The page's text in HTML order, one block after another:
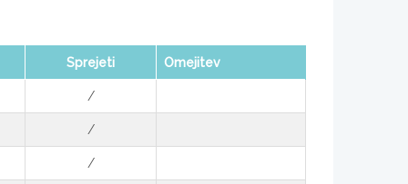
Sprejeti Omejitev
/
/
/